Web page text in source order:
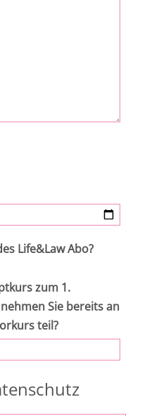
Life&Law Abo?
zum 1.
Sie bereits an
teil?